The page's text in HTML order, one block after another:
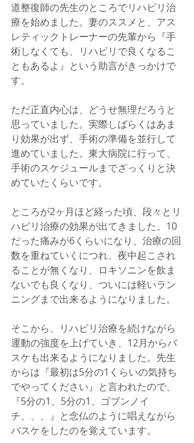
道整復師の先生のところでリハビリ治
療を始めました。妻のススメと、アス
レティックトレーナーの先輩から『手
術しなくても、リハビリで良くなるこ
ともあるよ』という助言がきっかけで
す。
ただ正直内心は、どうせ無理だろうと
思っていました。実際しばらくはあま
り効果が出ず、手術の準備を並行して
進めていました。東大病院に行って、
手術のスケジュールまでざっくりと決
めていたくらいです。
ところが2ヶ月ほど経った頃、段々とリ
ハビリ治療の効果が出てきました。10
だった痛みが6くらいになり、治療の回
数を重ねていくにつれ、夜中起こされ
ることが無くなり、ロキソニンを飲ま
ないでも良くなり、ついには軽いラン
ニングまで出来るようになりました。
そこから、リハビリ治療を続けながら
運動の強度を上げていき、12月からバ
スケも出来るようになりました。先生
からは『最初は5分の1くらいの気持ち
でやってください』と言われたので、
『5分の1、5分の1、ゴブンノイ
チ、、、』と念仏のように唱えながら
バスケをしたのを覚えています。